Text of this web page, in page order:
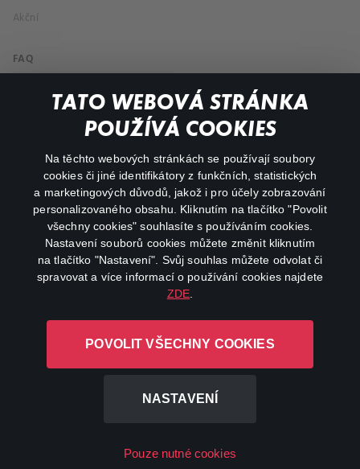
TATO WEBOVÁ STRÁNKA
POUŽÍVÁ COOKIES
Na těchto webových stránkách se používají soubory
cookies či jiné identifikátory z funkčních, statistických
a marketingových důvodů, jakož i pro účely zobrazování
personalizovaného obsahu. Kliknutím na tlačítko "Povolit
všechny cookies" souhlasíte s používáním cookies.
Nastavení souborů cookies můžete změnit kliknutím
na tlačítko "Nastavení". Svůj souhlas můžete odvolat či
spravovat a více informací o používání cookies najdete
ZDE
POVOLIT VŠECHNY COOKIES
NASTAVENÍ
Pouze nutné cookies
Akční
FAQ
Můj účet
Důležité odkazy
facebookinstagram
youtube
L-1246 Luxembourg R.C.S.